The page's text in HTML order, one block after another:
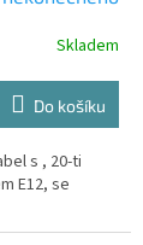
Skladem
Do košíku
s , 20-ti
E12, se